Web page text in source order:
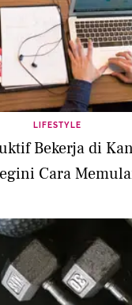
LIFESTYLE
Bekerja di
Cara